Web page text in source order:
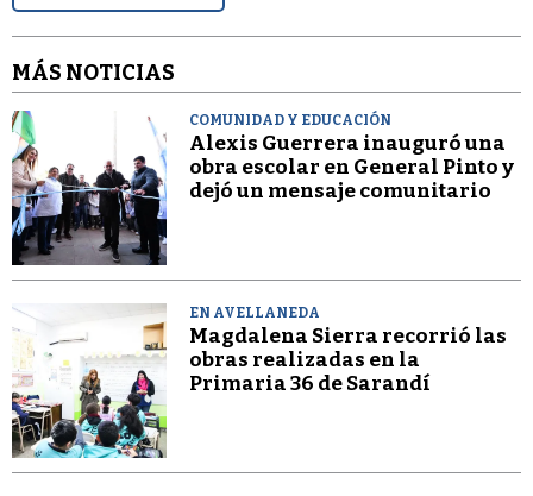
MÁS NOTICIAS
COMUNIDAD Y EDUCACIÓN
Alexis Guerrera inauguró una
obra escolar en General Pinto y
dejó un mensaje comunitario
EN AVELLANEDA
Magdalena Sierra recorrió las
obras realizadas en la
Primaria 36 de Sarandí